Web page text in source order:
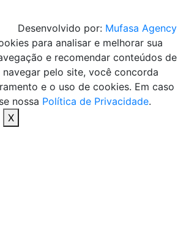
Desenvolvido por: Mufasa Agency
para analisar e melhorar sua
e recomendar conteúdos de
navegar pelo site, você concorda
e o uso de cookies. Em caso
nossa Política de Privacidade.
X